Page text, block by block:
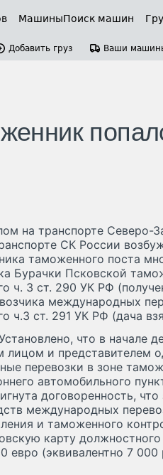
МашиныПоиск машин
Добавить груз Ваши
на транспорте Северо-
СК России
таможенного поста
Бурачки Псковской
ч. 3 ст. 290 УК РФ
международных
ч.3 ст. 291 УК РФ (дача
что в начале
и представителем
перевозки в зоне
автомобильного
договоренность, что
международных
и таможенного
карту
евро (эквивалентно 7